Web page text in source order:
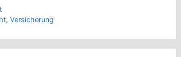
,Versicherung